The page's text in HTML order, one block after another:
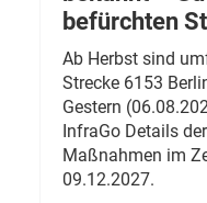
befürchten
Ab Herbst sind
Strecke 6153
Gestern
InfraGo Details
Maßnahmen im
09.12.2027.